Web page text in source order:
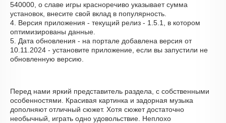
540000, о cлаве игры красноречиво указывает сумма
установок, внесите свой вклад в популярность.
4. Версия приложения - текущий релиз - 1.5.1, в котором
оптимизированы данные.
5. Дата обновления - на портале добавлена версия от
10.11.2024 - установите приложение, если вы запустили не
обновленную версию.
Перед нами яркий представитель раздела, с собственными
особенностями. Красивая картинка и задорная музыка
дополняют отличный сюжет. Хотя сюжет достаточно
необычный, играть одно удовольствие. Неплохо